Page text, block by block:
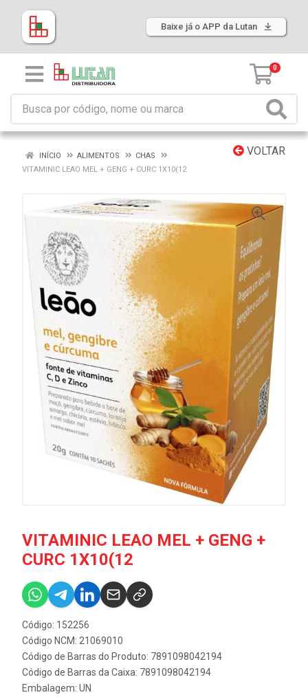
Baixe já o APP da Lutan
0
VOLTAR
INÍCIO ALIMENTOS
CHAS
VITAMINIC LEAO MEL + GENG + CURC 1X10(12
VITAMINIC LEAO MEL + GENG +
CURC 1X10(12
Código: 152256
Código NCM: 21069010
Código de Barras do Produto: 7891098042194
Código de Barras da Caixa: 7891098042194
Embalagem: UN